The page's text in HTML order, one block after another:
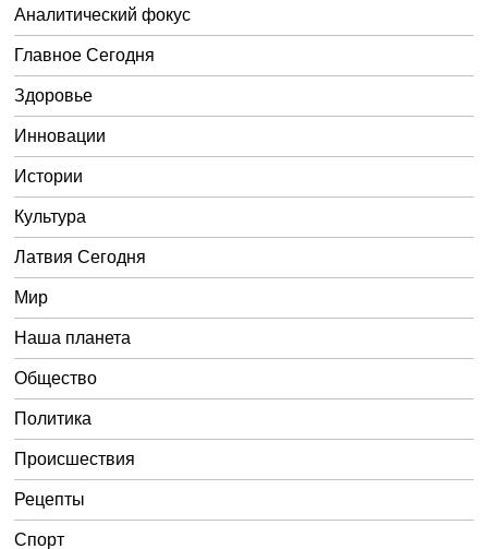
Аналитический фокус
Главное Сегодня
Здоровье
Инновации
Истории
Культура
Латвия Сегодня
Мир
Наша планета
Общество
Политика
Происшествия
Рецепты
Спорт